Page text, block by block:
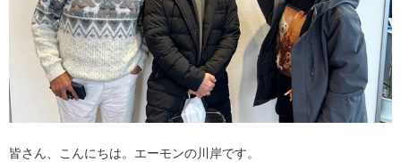
皆さん、こんにちは。エーモンの川岸です。